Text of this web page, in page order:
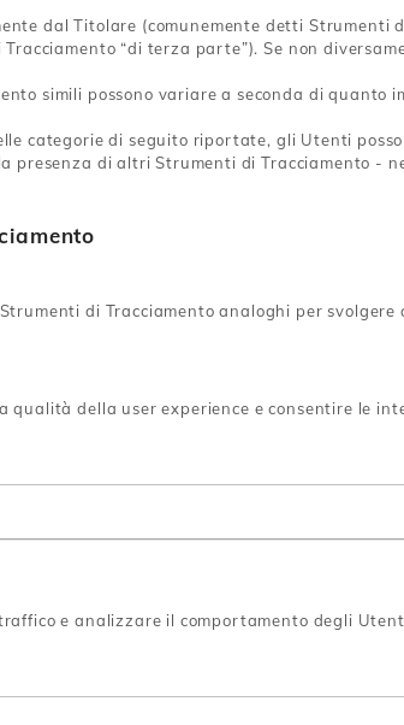
dal Titolare (comunemente detti Strumenti
“di terza parte”). Se non
simili possono variare a seconda di
categorie di seguito riportate, gli Utenti
presenza di altri Strumenti di Tracciamento -
di Tracciamento analoghi per
qualità della user experience e consentire le
e analizzare il comportamento degli